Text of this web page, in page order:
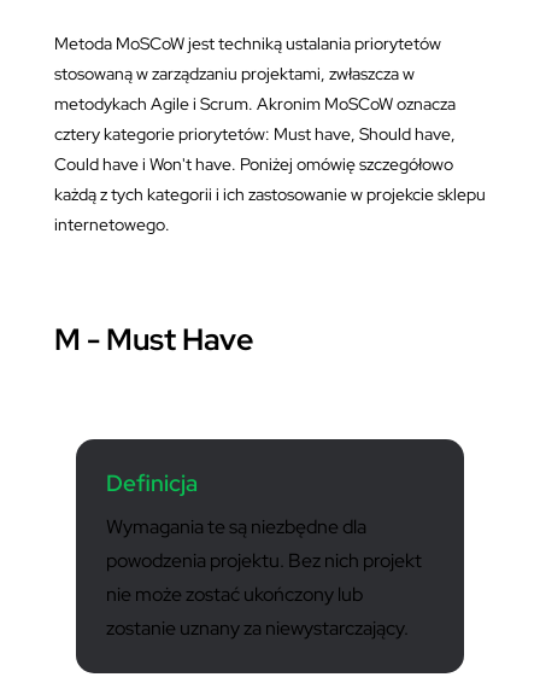
Metoda MoSCoW jest techniką ustalania priorytetów
stosowaną w zarządzaniu projektami, zwłaszcza w
metodykach Agile i Scrum. Akronim MoSCoW oznacza
cztery kategorie priorytetów: Must have, Should have,
Could have i Won't have. Poniżej omówię szczegółowo
każdą z tych kategorii i ich zastosowanie w projekcie sklepu
internetowego.
M - Must Have
Definicja
Wymagania te są niezbędne dla
powodzenia projektu. Bez nich projekt
nie może zostać ukończony lub
zostanie uznany za niewystarczający.